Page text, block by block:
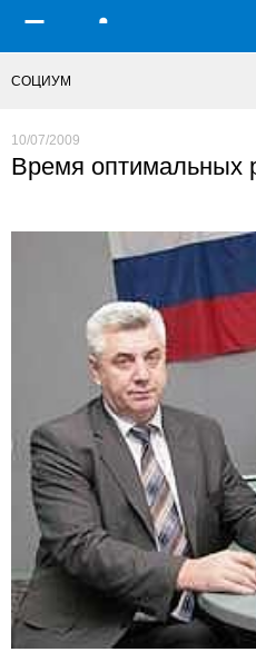
СОЦИУМ
10/07/2009
Время оптимальных